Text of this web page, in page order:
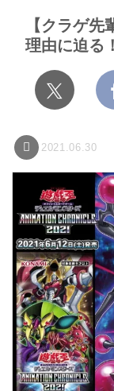
【クラゲ
理由に迫る
2021.06.30